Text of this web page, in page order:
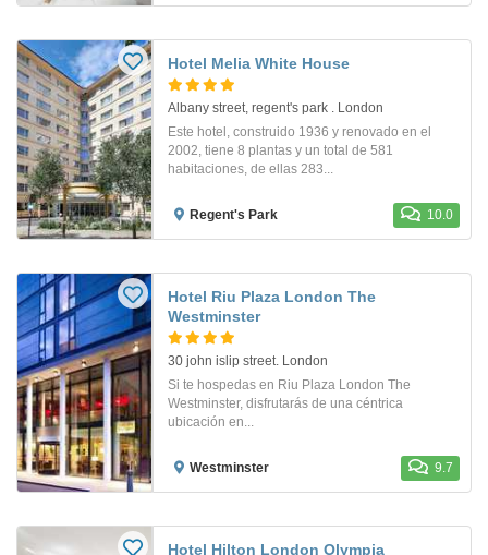
Hotel Melia White House
Albany street, regent's park . London
Este hotel, construido 1936 y renovado en el
2002, tiene 8 plantas y un total de 581
habitaciones, de ellas 283...
Regent's Park 10.0
Hotel Riu Plaza London The
Westminster
30 john islip street. London
Si te hospedas en Riu Plaza London The
Westminster, disfrutarás de una céntrica
ubicación en...
Westminster 9.7
Hotel Hilton London Olympia